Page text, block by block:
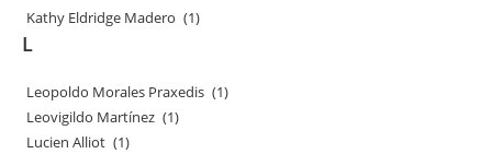
Kathy Eldridge Madero (1)
L
Leopoldo Morales Praxedis (1)
Leovigildo Martínez (1)
Lucien Alliot (1)